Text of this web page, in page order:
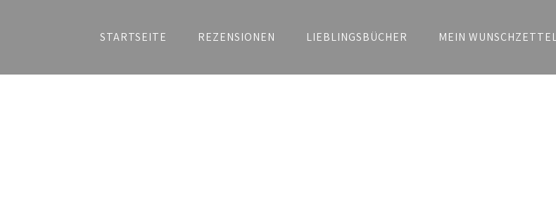
STARTSEITE REZENSIONEN LIEBLINGSBÜCHER MEIN